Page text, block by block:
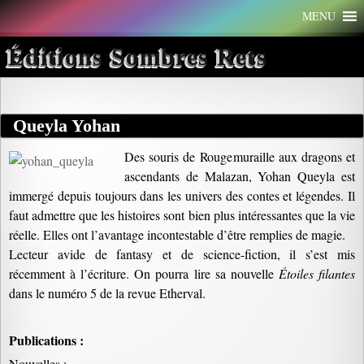
Aller
au
contenu
MENU
Éditions Sombres Rets
Queyla Yohan
Des souris de Rougemuraille aux dragons et
ascendants de Malazan, Yohan Queyla est
immergé depuis toujours dans les univers des contes et légendes. Il
faut admettre que les histoires sont bien plus intéressantes que la vie
réelle. Elles ont l’avantage incontestable d’être remplies de magie.
Lecteur avide de fantasy et de science-fiction, il s’est mis
récemment à l’écriture. On pourra lire sa nouvelle Étoiles filantes
dans le numéro 5 de la revue Etherval.
Publications :